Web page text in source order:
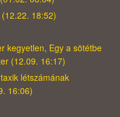
18:52)
kegyetlen, Egy a sötétbe
(12.09. 16:17)
létszámának
16:06)